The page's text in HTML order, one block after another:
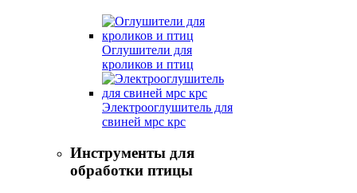
Оглушители для
кроликов и птиц
Электрооглушитель для
свиней мрс крс
Инструменты для
обработки птицы